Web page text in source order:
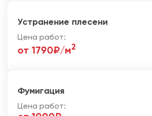
Устранение плесени
Цена работ:
от 1790₽/м2
Фумигация
Цена работ: